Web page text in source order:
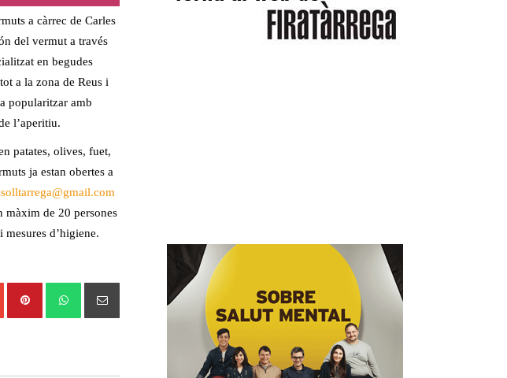
a càrrec de Carles
del vermut a través
en begudes
a la zona de Reus i
popularitzar amb
l’aperitiu.
patates, olives, fuet,
ja estan obertes a
màxim de 20 persones
d’higiene.